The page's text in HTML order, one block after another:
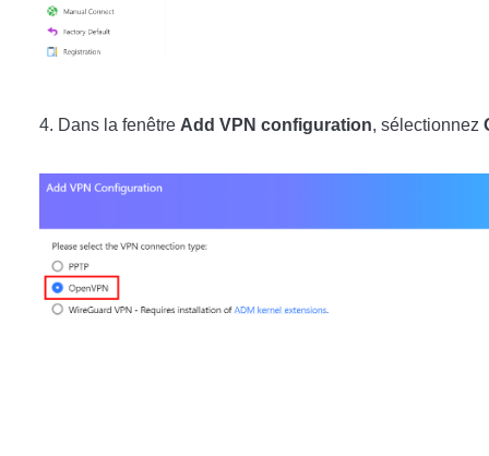
Dans la fenêtre Add VPN configuration, sélectionnez